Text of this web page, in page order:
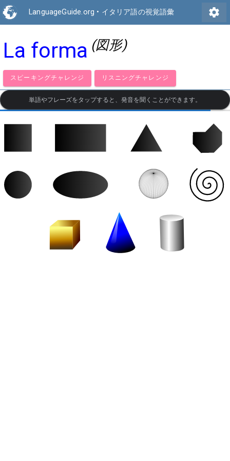
LanguageGuide.org • イタリア語の視覚語彙 settings
La forma (図形)
スピーキングチャレンジ リスニングチャレンジ
単語やフレーズをタップすると、発音を聞くことができます。